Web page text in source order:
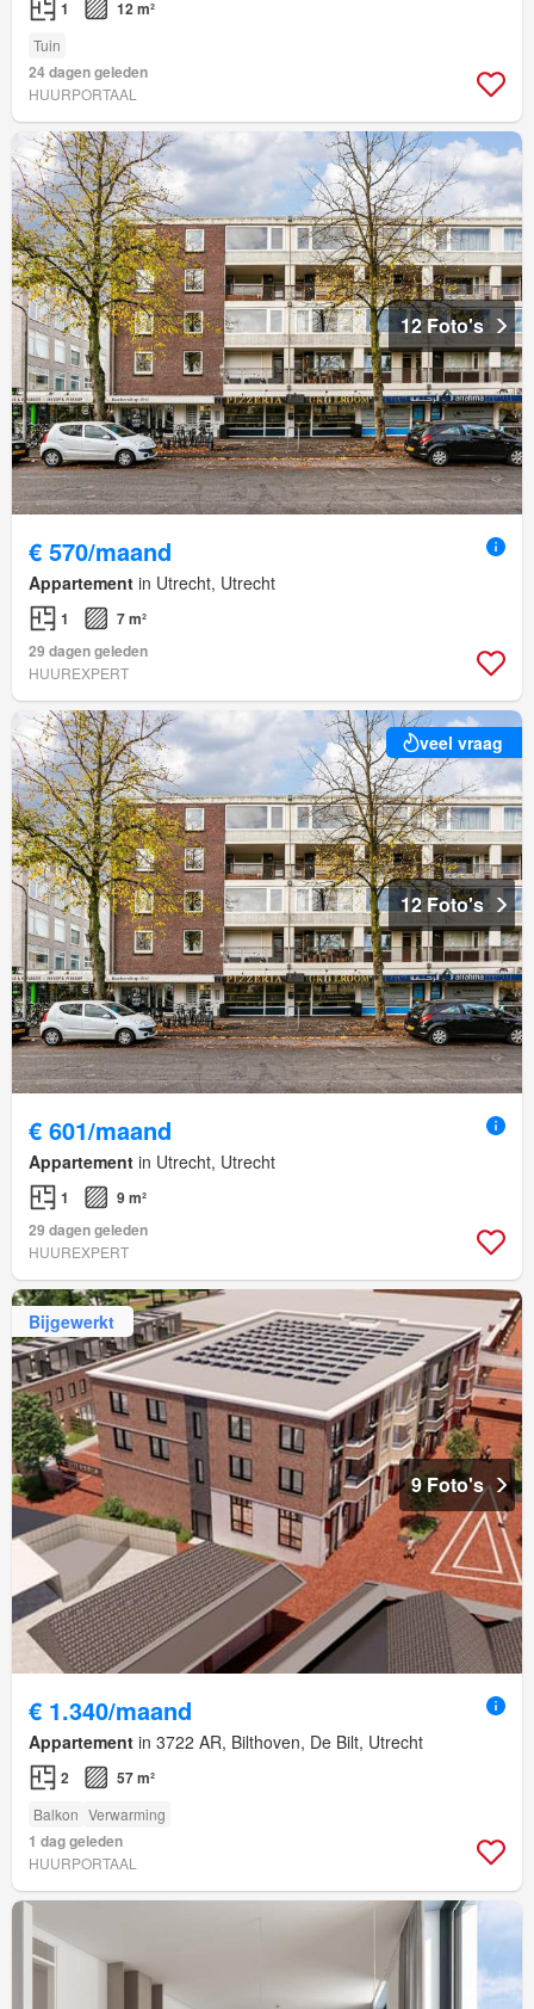
1 12 m²
Tuin
24 dagen geleden
HUURPORTAAL
12 Foto's
€ 570/maand
Appartement in Utrecht, Utrecht
1
7 m²
29 dagen geleden
HUUREXPERT
veel vraag
12 Foto's
€ 601/maand
Appartement in Utrecht, Utrecht
1
9 m²
29 dagen geleden
HUUREXPERT
Bijgewerkt
9 Foto's
€ 1.340/maand
Appartement in 3722 AR, Bilthoven, De Bilt, Utrecht
2 57 m²
Balkon Verwarming
1 dag geleden
HUURPORTAAL